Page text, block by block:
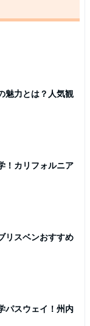
魅力とは？人気観
！カリフォルニア
リスベンおすすめ
パスウェイ！州内